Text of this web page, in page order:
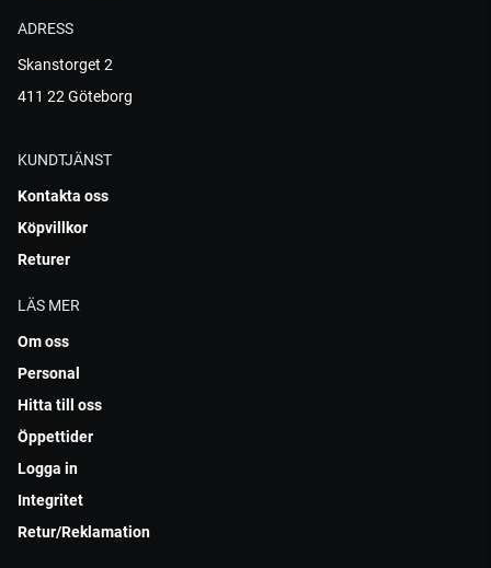
ADRESS
Skanstorget 2
411 22 Göteborg
KUNDTJÄNST
Kontakta oss
Köpvillkor
Returer
LÄS MER
Om oss
Personal
Hitta till oss
Öppettider
Logga in
Integritet
Retur/Reklamation